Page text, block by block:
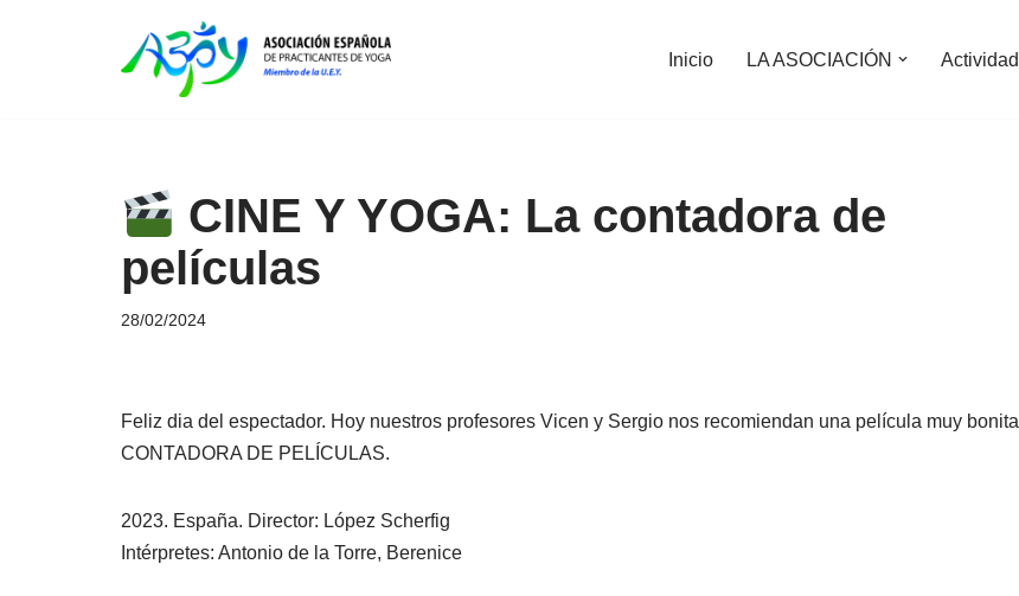
Inicio LA ASOCIACIÓN
CINE Y YOGA: La contadora de
películas
28/02/2024
Feliz dia del espectador. Hoy nuestros profesores Vicen y Sergio nos recomiendan una película muy
CONTADORA DE PELÍCULAS.
2023. España. Director: López Scherfig
Intérpretes: Antonio de la Torre, Berenice